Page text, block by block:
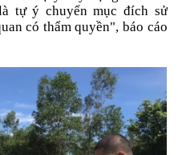
tự ý chuyển mục đích sử
có thẩm quyền", báo cáo